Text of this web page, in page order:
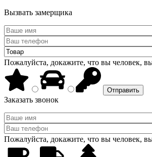
Вызвать замерщика
Пожалуйста, докажите, что вы человек,
Заказать звонок
Пожалуйста, докажите, что вы человек,